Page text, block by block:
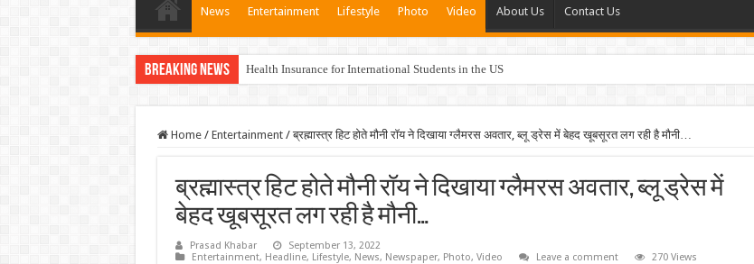
News Entertainment Lifestyle Photo Video About Us Contact Us
Breaking News Health Insurance for International Students in the US
Unveiling the Best Medical Insurance Plans in the US
Home / Entertainment / ब्रह्मास्त्र हिट होते मौनी रॉय ने दिखाया ग्लैमरस अवतार, ब्लू ड्रेस में बेहद खूबसूरत लग रही है मौनी…
ब्रह्मास्त्र हिट होते मौनी रॉय ने दिखाया ग्लैमरस अवतार, ब्लू ड्रेस में
बेहद खूबसूरत लग रही है मौनी…
Prasad Khabar
September 13, 2022
Entertainment, Headline, Lifestyle, News, Newspaper, Photo, Video Leave a comment 270 Views